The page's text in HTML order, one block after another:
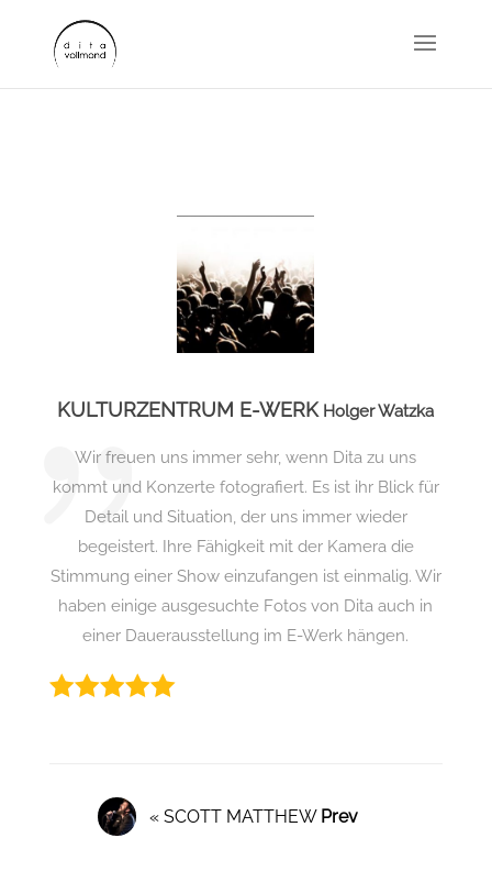
KULTURZENTRUM E-WERK Holger Watzka
Wir freuen uns immer sehr, wenn Dita zu uns
kommt und Konzerte fotografiert. Es ist ihr Blick für
Detail und Situation, der uns immer wieder
begeistert. Ihre Fähigkeit mit der Kamera die
Stimmung einer Show einzufangen ist einmalig. Wir
haben einige ausgesuchte Fotos von Dita auch in
einer Dauerausstellung im E-Werk hängen.
« SCOTT MATTHEW Prev